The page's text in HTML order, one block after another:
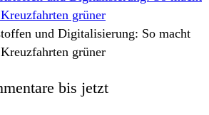
und Digitalisierung: So macht
grüner
bis jetzt